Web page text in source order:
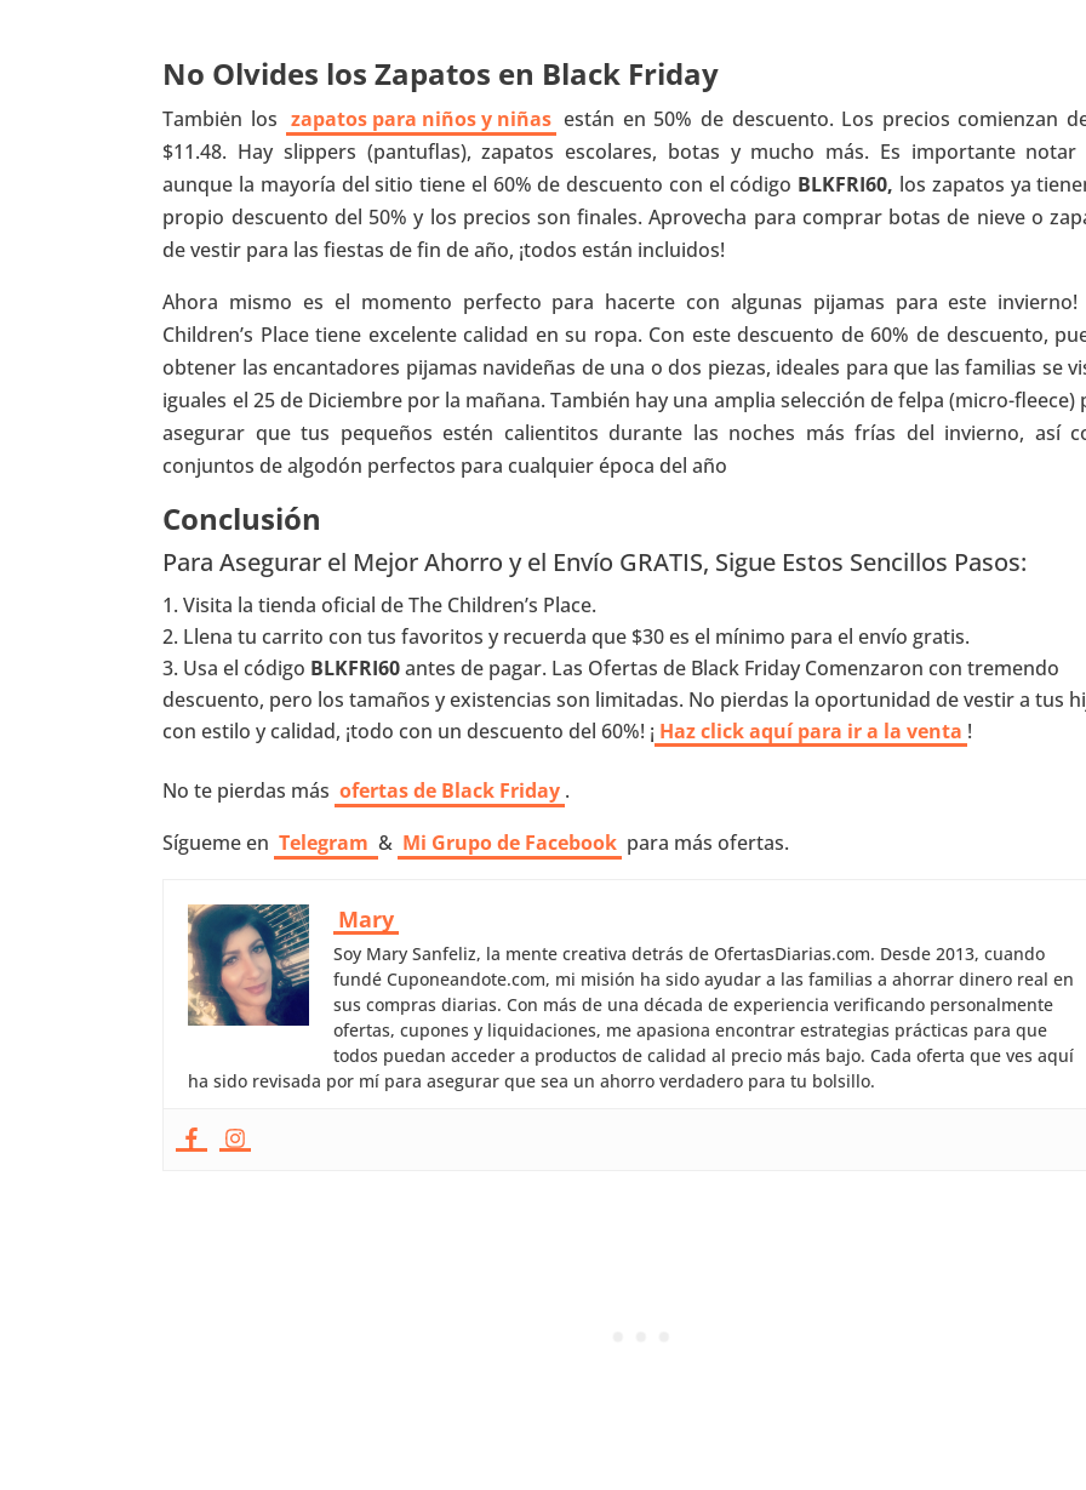
No Olvides los Zapatos en Black Friday
Tambiėn los zapatos para niños y niñas están en 50% de descuento. Los precios comienzan
$11.48. Hay slippers (pantuflas), zapatos escolares, botas y mucho más. Es importante notar
aunque la mayoría del sitio tiene el 60% de descuento con el código BLKFRI60, los zapatos ya
propio descuento del 50% y los precios son finales. Aprovecha para comprar botas de nieve o
de vestir para las fiestas de fin de año, ¡todos están incluidos!
Ahora mismo es el momento perfecto para hacerte con algunas pijamas para este invierno!
Children’s Place tiene excelente calidad en su ropa. Con este descuento de 60% de descuento,
obtener las encantadores pijamas navideñas de una o dos piezas, ideales para que las familias se
iguales el 25 de Diciembre por la mañana. También hay una amplia selección de felpa (micro-fleece)
asegurar que tus pequeños estén calientitos durante las noches más frías del invierno, así
conjuntos de algodón perfectos para cualquier época del año
Conclusión
Para Asegurar el Mejor Ahorro y el Envío GRATIS, Sigue Estos Sencillos Pasos:
Visita la tienda oficial de The Children’s Place.
Llena tu carrito con tus favoritos y recuerda que $30 es el mínimo para el envío gratis.
Usa el código BLKFRI60antes de pagar. Las Ofertas de Black Friday Comenzaron con tremendo
descuento, pero los tamaños y existencias son limitadas. No pierdas la oportunidad de vestir a tus
con estilo y calidad, ¡todo con un descuento del 60%! ¡ Haz click aquí para ir a la venta !
No te pierdas más ofertas de Black Friday .
Sígueme en Telegram & Mi Grupo de Facebook para más ofertas.
Mary
Soy Mary Sanfeliz, la mente creativa detrás de OfertasDiarias.com. Desde 2013, cuando
fundé Cuponeandote.com, mi misión ha sido ayudar a las familias a ahorrar dinero real en
sus compras diarias. Con más de una década de experiencia verificando personalmente
ofertas, cupones y liquidaciones, me apasiona encontrar estrategias prácticas para que
todos puedan acceder a productos de calidad al precio más bajo. Cada oferta que ves aquí
ha sido revisada por mí para asegurar que sea un ahorro verdadero para tu bolsillo.